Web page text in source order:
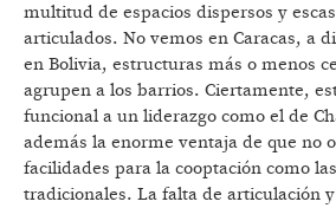
multitud de espacios dispersos y
articulados. No vemos en Caracas, a
en Bolivia, estructuras más o menos
agrupen a los barrios. Ciertamente,
funcional a un liderazgo como el de
además la enorme ventaja de que no
facilidades para la cooptación como
tradicionales. La falta de articulación